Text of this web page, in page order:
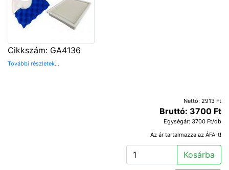
Cikkszám: GA4136
További részletek...
Nettó: 2913 Ft
Bruttó: 3700 Ft
Egységár: 3700 Ft/db
Az ár tartalmazza az ÁFA-t!
Kosárba